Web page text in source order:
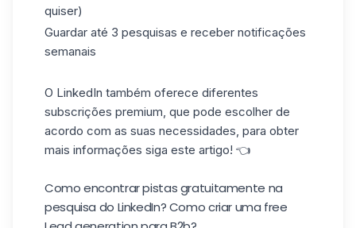
quiser)
Guardar até 3 pesquisas e receber notificações
semanais
O LinkedIn também oferece diferentes
subscrições premium, que pode escolher de
acordo com as suas necessidades, para obter
mais informações siga este artigo! 👈
Como encontrar pistas gratuitamente na
pesquisa do LinkedIn? Como criar uma free